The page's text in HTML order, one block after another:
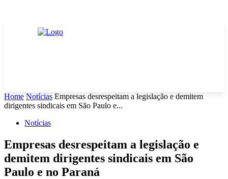
Home Notícias Empresas desrespeitam a legislação e demitem
dirigentes sindicais em São Paulo e...
Notícias
Empresas desrespeitam a legislação e
demitem dirigentes sindicais em São
Paulo e no Paraná